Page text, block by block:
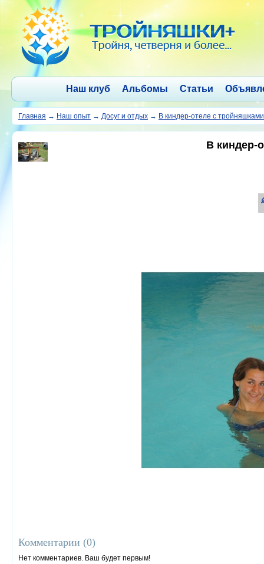
Наш клуб Альбомы Статьи
Главная → Наш опыт → Досуг и отдых → В киндер-отеле с тройняшками
В киндер-
Комментарии (0)
Нет комментариев. Ваш будет первым!